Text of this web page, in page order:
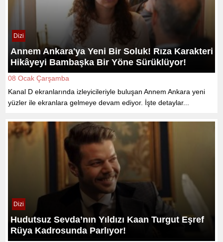
Dizi
Annem Ankara'ya Yeni Bir Soluk! Rıza Karakteri
Hikâyeyi Bambaşka Bir Yöne Sürüklüyor!
08 Ocak Çarşamba
Kanal D ekranlarında izleyicileriyle buluşan Annem Ankara yeni
yüzler ile ekranlara gelmeye devam ediyor. İşte detaylar...
Dizi
Hudutsuz Sevda’nın Yıldızı Kaan Turgut Eşref
Rüya Kadrosunda Parlıyor!